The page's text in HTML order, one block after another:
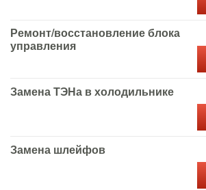
Ремонт/восстановление блока
управления
Замена ТЭНа в холодильнике
Замена шлейфов